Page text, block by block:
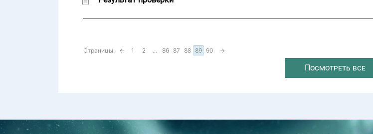
Страницы: ← 1 2 ... 86 87 88 89 90 →
Посмотреть все